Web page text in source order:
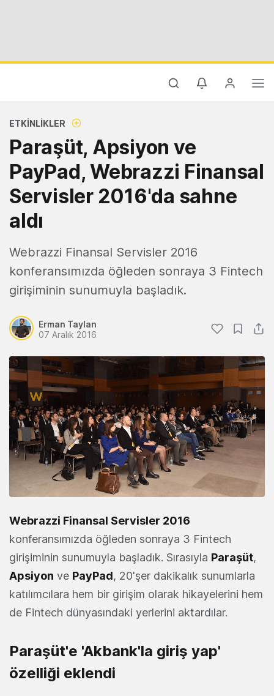
ETKINLIKLER
Paraşüt, Apsiyon ve
PayPad, Webrazzi Finansal
Servisler 2016'da sahne
aldı
Webrazzi Finansal Servisler 2016
konferansımızda öğleden sonraya 3 Fintech
girişiminin sunumuyla başladık.
Erman Taylan
07 Aralık 2016
Webrazzi Finansal Servisler 2016
konferansımızda öğleden sonraya 3 Fintech
girişiminin sunumuyla başladık. Sırasıyla Paraşüt,
Apsiyon ve PayPad, 20'şer dakikalık sunumlarla
katılımcılara hem bir girişim olarak hikayelerini hem
de Fintech dünyasındaki yerlerini aktardılar.
Paraşüt'e 'Akbank'la giriş yap'
özelliği eklendi